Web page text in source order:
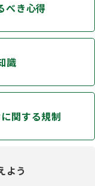
べき心得
識
関する規制
よう